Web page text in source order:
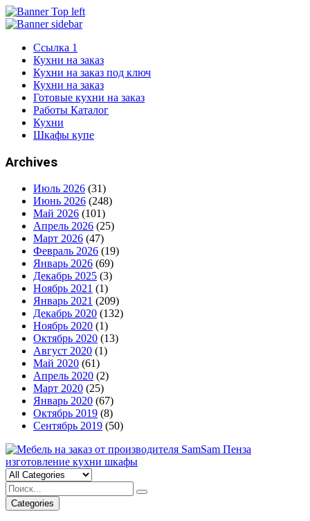
Ссылка 1
Кухни на заказ
Кухни на заказ под ключ
Кухни на заказ
Готовые кухни на заказ
Работы Каталог
Кухни
Шкафы купе
Archives
Июль 2026 (31)
Июнь 2026 (248)
Май 2026 (101)
Апрель 2026 (25)
Март 2026 (47)
Февраль 2026 (19)
Январь 2026 (69)
Декабрь 2025 (3)
Ноябрь 2021 (1)
Январь 2021 (209)
Декабрь 2020 (132)
Ноябрь 2020 (1)
Октябрь 2020 (13)
Август 2020 (1)
Май 2020 (61)
Апрель 2020 (2)
Март 2020 (25)
Январь 2020 (67)
Октябрь 2019 (8)
Сентябрь 2019 (50)
Categories